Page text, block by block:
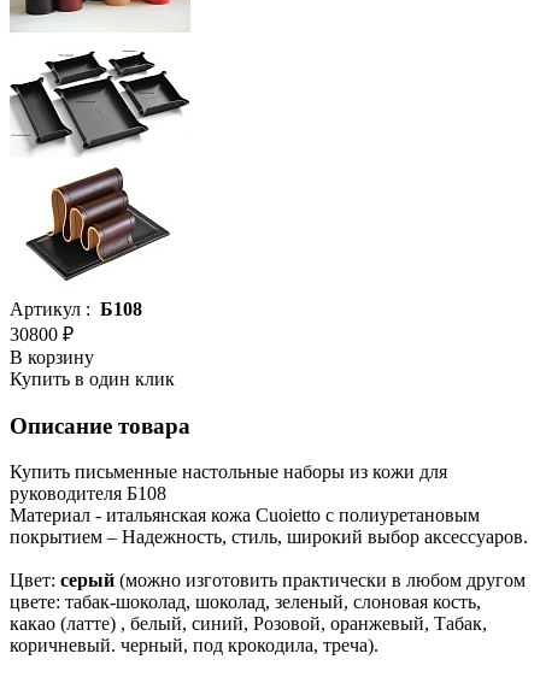
Артикул : Б108
30800 ₽
В корзину
Купить в один клик
Описание товара
Купить письменные настольные наборы из кожи для
руководителя Б108
Материал - итальянская кожа Cuoietto с полиуретановым
покрытием – Надежность, стиль, широкий выбор аксессуаров.
Цвет: серый (можно изготовить практически в любом другом
цвете: табак-шоколад, шоколад, зеленый, слоновая кость,
какао (латте) , белый, синий, Розовой, оранжевый, Табак,
коричневый. черный, под крокодила, треча).